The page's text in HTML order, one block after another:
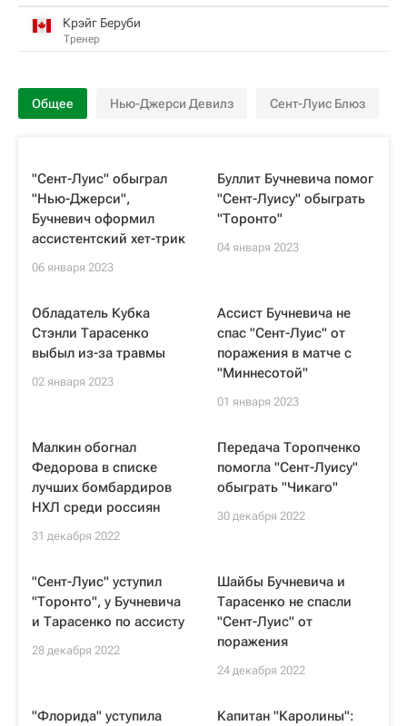
Крэйг Беруби
Тренер
Общее Нью-Джерси Девилз Сент-Луис Блюз
"Сент-Луис" обыграл
"Нью-Джерси",
Бучневич оформил
ассистентский хет-трик
06 января 2023
Буллит Бучневича помог
"Сент-Луису" обыграть
"Торонто"
04 января 2023
Обладатель Кубка
Стэнли Тарасенко
выбыл из-за травмы
02 января 2023
Ассист Бучневича не
спас "Сент-Луис" от
поражения в матче с
"Миннесотой"
01 января 2023
Малкин обогнал
Федорова в списке
лучших бомбардиров
НХЛ среди россиян
31 декабря 2022
Передача Торопченко
помогла "Сент-Луису"
обыграть "Чикаго"
30 декабря 2022
"Сент-Луис" уступил
"Торонто", у Бучневича
и Тарасенко по ассисту
28 декабря 2022
Шайбы Бучневича и
Тарасенко не спасли
"Сент-Луис" от
поражения
24 декабря 2022
"Флорида" уступила
Капитан "Каролины":